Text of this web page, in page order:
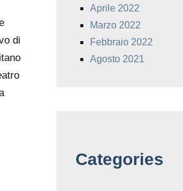
di
Aprile 2022
Marzo 2022
Febbraio 2022
Agosto 2021
Categories